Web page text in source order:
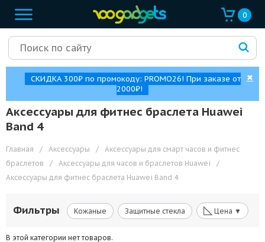
0
СКИДКА 300₽ по промокоду: PROMO26! При заказе от
2000₽!
✖
Аксессуары для фитнес браслета Huawei
Band 4
Главная / Аксессуары /
Аксессуары для смарт часов и фитнес
браслетов
/ Аксессуары для часов и браслетов Huawei
/
Аксессуары для фитнес браслета Huawei Band 4
Фильтры Кожаные Защитные стекла ◺ Цена ▼
В этой категории нет товаров.